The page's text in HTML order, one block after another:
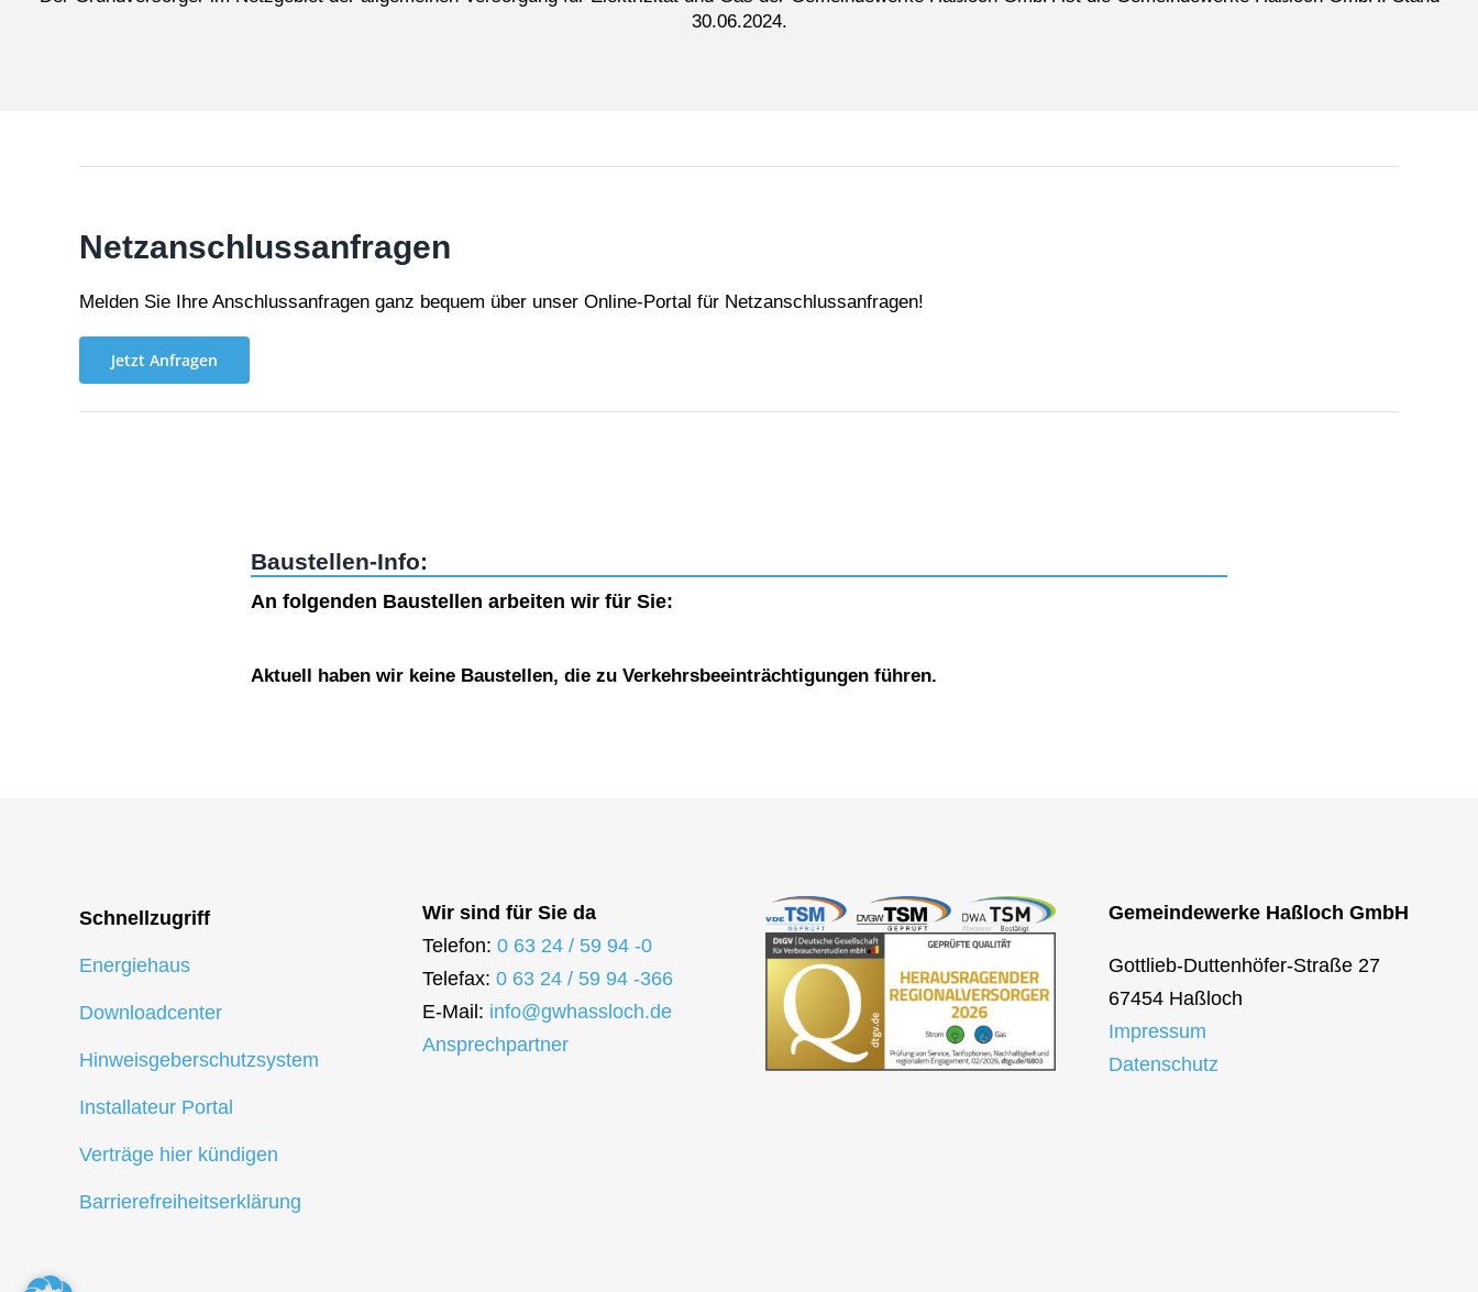
30.06.2024.
Netzanschlussanfragen
Melden Sie Ihre Anschlussanfragen ganz bequem über unser Online-Portal für Netzanschlussanfragen!
Jetzt Anfragen
Baustellen-Info:
An folgenden Baustellen arbeiten wir für Sie:
Aktuell haben wir keine Baustellen, die zu Verkehrsbeeinträchtigungen führen.
Schnellzugriff
Energiehaus
Downloadcenter
Hinweisgeberschutzsystem
Installateur Portal
Verträge hier kündigen
Barrierefreiheitserklärung
Wir sind für Sie da
Telefon: 0 63 24 / 59 94 -0
Telefax: 0 63 24 / 59 94 -366
E-Mail: info@gwhassloch.de
Ansprechpartner
Gemeindewerke Haßloch GmbH
Gottlieb-Duttenhöfer-Straße 27
67454 Haßloch
Impressum
Datenschutz